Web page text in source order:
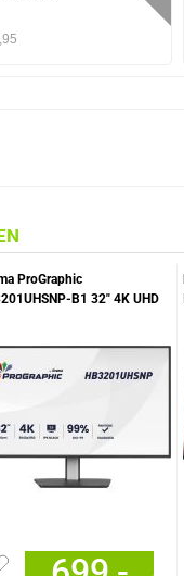
ProGraphic
B1 32" 4K UHD